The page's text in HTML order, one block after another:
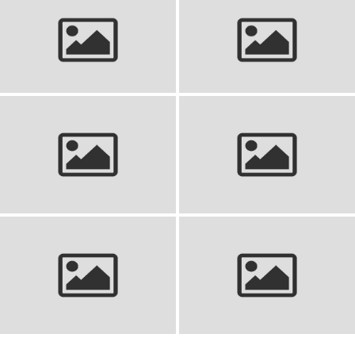
Dres do piłki nożnej dla dzieci:
Skarpety siatkarskie: wybierz
najlepsze dla komfortu i
Koszulki siatkarskie: Ranking
Zestaw sportowy dla dzieci –